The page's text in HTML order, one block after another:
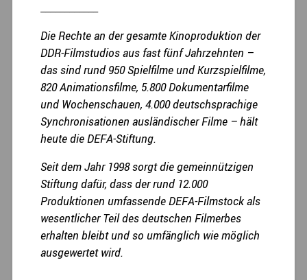
Die Rechte an der gesamte Kinoproduktion der
DDR-Filmstudios aus fast fünf Jahrzehnten –
das sind rund 950 Spielfilme und Kurzspielfilme,
820 Animationsfilme, 5.800 Dokumentarfilme
und Wochenschauen, 4.000 deutschsprachige
Synchronisationen ausländischer Filme – hält
heute die DEFA-Stiftung.
Seit dem Jahr 1998 sorgt die gemeinnützigen
Stiftung dafür, dass der rund 12.000
Produktionen umfassende DEFA-Filmstock als
wesentlicher Teil des deutschen Filmerbes
erhalten bleibt und so umfänglich wie möglich
ausgewertet wird.